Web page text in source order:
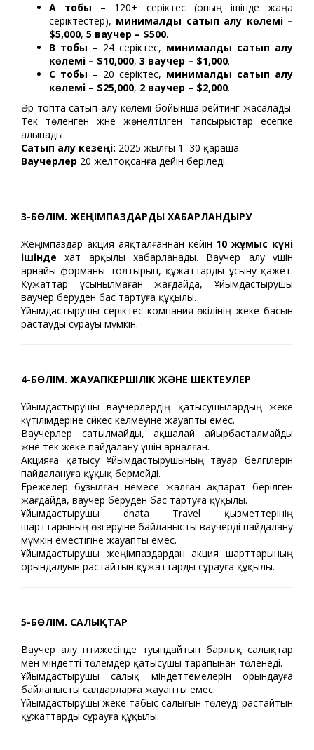
A тобы – 120+ серіктес (оның ішінде жаңа
серіктестер), минималды сатып алу көлемі –
$5,000, 5 ваучер – $500.
B тобы – 24 серіктес, минималды сатып алу
көлемі – $10,000, 3 ваучер – $1,000.
C тобы – 20 серіктес, минималды сатып алу
көлемі – $25,000, 2 ваучер – $2,000.
Әр топта сатып алу көлемі бойынша рейтинг жасалады.
Тек төленген және жөнелтілген тапсырыстар есепке
алынады.
Сатып алу кезеңі: 2025 жылғы 1–30 қараша.
Ваучерлер 20 желтоқсанға дейін беріледі.
3-БӨЛІМ. ЖЕҢІМПАЗДАРДЫ ХАБАРЛАНДЫРУ
Жеңімпаздар акция аяқталғаннан кейін 10 жұмыс күні
ішінде хат арқылы хабарланады. Ваучер алу үшін
арнайы форманы толтырып, құжаттарды ұсыну қажет.
Құжаттар ұсынылмаған жағдайда, Ұйымдастырушы
ваучер беруден бас тартуға құқылы.
Ұйымдастырушы серіктес компания өкілінің жеке басын
растауды сұрауы мүмкін.
4-БӨЛІМ. ЖАУАПКЕРШІЛІК ЖӘНЕ ШЕКТЕУЛЕР
Ұйымдастырушы ваучерлердің қатысушылардың жеке
күтілімдеріне сәйкес келмеуіне жауапты емес.
Ваучерлер сатылмайды, ақшалай айырбасталмайды
және тек жеке пайдалану үшін арналған.
Акцияға қатысу Ұйымдастырушының тауар белгілерін
пайдалануға құқық бермейді.
Ережелер бұзылған немесе жалған ақпарат берілген
жағдайда, ваучер беруден бас тартуға құқылы.
Ұйымдастырушы dnata Travel қызметтерінің
шарттарының өзгеруіне байланысты ваучерді пайдалану
мүмкін еместігіне жауапты емес.
Ұйымдастырушы жеңімпаздардан акция шарттарының
орындалуын растайтын құжаттарды сұрауға құқылы.
5-БӨЛІМ. САЛЫҚТАР
Ваучер алу нәтижесінде туындайтын барлық салықтар
мен міндетті төлемдер қатысушы тарапынан төленеді.
Ұйымдастырушы салық міндеттемелерін орындауға
байланысты салдарларға жауапты емес.
Ұйымдастырушы жеке табыс салығын төлеуді растайтын
құжаттарды сұрауға құқылы.